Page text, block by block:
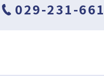
029-231-